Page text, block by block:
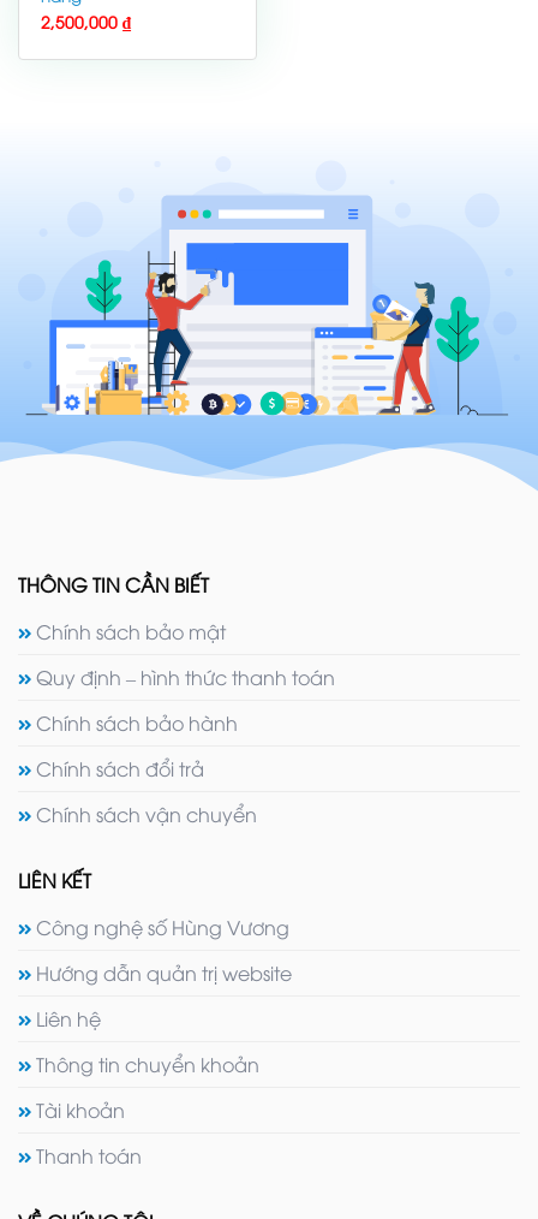
2,500,000 ₫
THÔNG TIN CẦN BIẾT
Chính sách bảo mật
Quy định – hình thức thanh toán
Chính sách bảo hành
Chính sách đổi trả
Chính sách vận chuyển
LIÊN KẾT
Công nghệ số Hùng Vương
Hướng dẫn quản trị website
Liên hệ
Thông tin chuyển khoản
Tài khoản
Thanh toán